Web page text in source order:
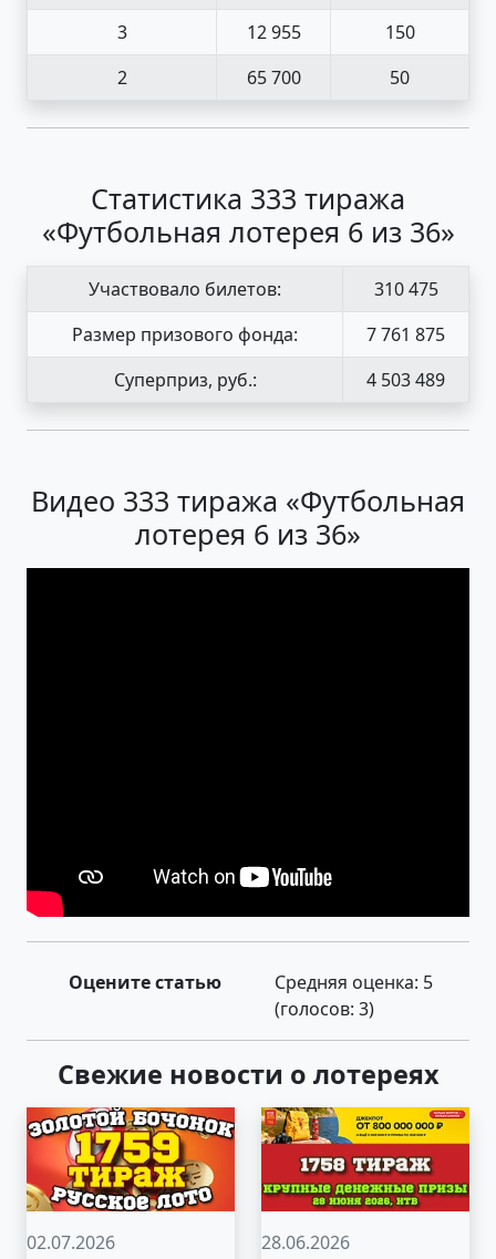
3
12 955
150
2
65 700 50
Статистика 333 тиража
«Футбольная лотерея 6 из 36»
Участвовало билетов:
310 475
Размер призового фонда:
7 761 875
Суперприз, руб.:
4 503 489
Видео 333 тиража «Футбольная
лотерея 6 из 36»
Оцените статью Средняя оценка: 5
(голосов: 3)
Свежие новости о лотереях
02.07.2026
28.06.2026